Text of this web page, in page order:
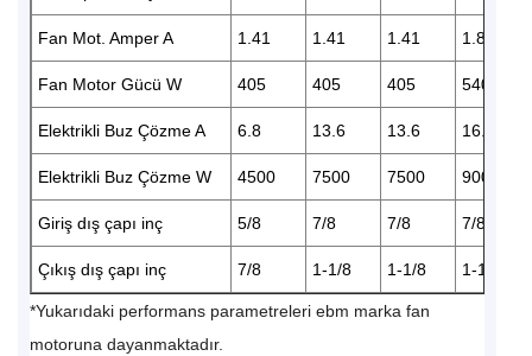
Fan Mot. Amper A 1.41 1.41 1.41 1.88
Fan Motor Gücü W 405 405 405 540
Elektrikli Buz Çözme A 6.8 13.6 13.6 16.4
Elektrikli Buz Çözme W 4500 7500 7500 9000
Giriş dış çapı inç 5/8 7/8 7/8 7/8
Çıkış dış çapı inç 7/8 1-1/8 1-1/8 1-1/8
*Yukarıdaki performans parametreleri ebm marka fan
motoruna dayanmaktadır.